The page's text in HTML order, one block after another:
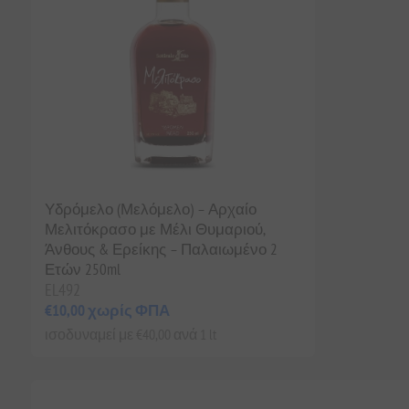
Υδρόμελο (Μελόμελο) – Αρχαίο
Μελιτόκρασο με Μέλι Θυμαριού,
Άνθους & Ερείκης – Παλαιωμένο 2
Ετών 250ml
€10,00 χωρίς ΦΠΑ